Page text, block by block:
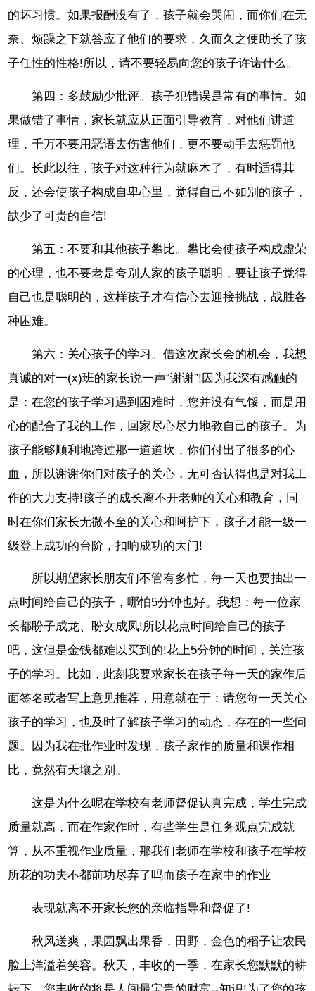
的坏习惯。如果报酬没有了，孩子就会哭闹，而你们在无
奈、烦躁之下就答应了他们的要求，久而久之便助长了孩
子任性的性格!所以，请不要轻易向您的孩子许诺什么。
第四：多鼓励少批评。孩子犯错误是常有的事情。如
果做错了事情，家长就应从正面引导教育，对他们讲道
理，千万不要用恶语去伤害他们，更不要动手去惩罚他
们。长此以往，孩子对这种行为就麻木了，有时适得其
反，还会使孩子构成自卑心里，觉得自己不如别的孩子，
缺少了可贵的自信!
第五：不要和其他孩子攀比。攀比会使孩子构成虚荣
的心理，也不要老是夸别人家的孩子聪明，要让孩子觉得
自己也是聪明的，这样孩子才有信心去迎接挑战，战胜各
种困难。
第六：关心孩子的学习。借这次家长会的机会，我想
真诚的对一(x)班的家长说一声“谢谢”!因为我深有感触的
是：在您的孩子学习遇到困难时，您并没有气馁，而是用
心的配合了我的工作，回家尽心尽力地教自己的孩子。为
孩子能够顺利地跨过那一道道坎，你们付出了很多的心
血，所以谢谢你们对孩子的关心，无可否认得也是对我工
作的大力支持!孩子的成长离不开老师的关心和教育，同
时在你们家长无微不至的关心和呵护下，孩子才能一级一
级登上成功的台阶，扣响成功的大门!
所以期望家长朋友们不管有多忙，每一天也要抽出一
点时间给自己的孩子，哪怕5分钟也好。我想：每一位家
长都盼子成龙、盼女成凤!所以花点时间给自己的孩子
吧，这但是金钱都难以买到的!花上5分钟的时间，关注孩
子的学习。比如，此刻我要求家长在孩子每一天的家作后
面签名或者写上意见推荐，用意就在于：请您每一天关心
孩子的学习，也及时了解孩子学习的动态，存在的一些问
题。因为我在批作业时发现，孩子家作的质量和课作相
比，竟然有天壤之别。
这是为什么呢在学校有老师督促认真完成，学生完成
质量就高，而在作家作时，有些学生是任务观点完成就
算，从不重视作业质量，那我们老师在学校和孩子在学校
所花的功夫不都前功尽弃了吗而孩子在家中的作业
表现就离不开家长您的亲临指导和督促了!
秋风送爽，果园飘出果香，田野，金色的稻子让农民
脸上洋溢着笑容。秋天，丰收的一季，在家长您默默的耕